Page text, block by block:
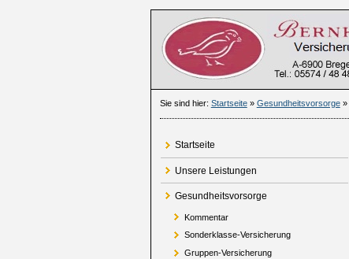
Sie sind hier: Startseite» Gesundheitsvorsorge»
Startseite
Unsere Leistungen
Gesundheitsvorsorge
Kommentar
Sonderklasse-Versicherung
Gruppen-Versicherung